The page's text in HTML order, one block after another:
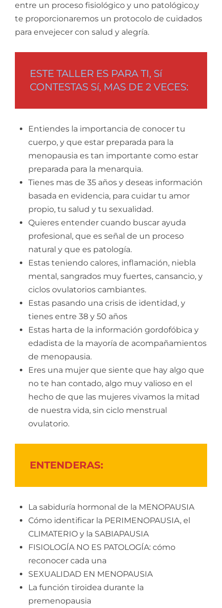
entre un proceso fisiológico y uno patológico,y
te proporcionaremos un protocolo de cuidados
para envejecer con salud y alegría.
ESTE TALLER ES PARA TI, Sí
CONTESTAS Sí, MAS DE 2 VECES:
Entiendes la importancia de conocer tu
cuerpo, y que estar preparada para la
menopausia es tan importante como estar
preparada para la menarquia.
Tienes mas de 35 años y deseas información
basada en evidencia, para cuidar tu amor
propio, tu salud y tu sexualidad.
Quieres entender cuando buscar ayuda
profesional, que es señal de un proceso
natural y que es patología.
Estas teniendo calores, inflamación, niebla
mental, sangrados muy fuertes, cansancio, y
ciclos ovulatorios cambiantes.
Estas pasando una crisis de identidad, y
tienes entre 38 y 50 años
Estas harta de la información gordofóbica y
edadista de la mayoría de acompañamientos
de menopausia.
Eres una mujer que siente que hay algo que
no te han contado, algo muy valioso en el
hecho de que las mujeres vivamos la mitad
de nuestra vida, sin ciclo menstrual
ovulatorio.
ENTENDERAS:
La sabiduría hormonal de la MENOPAUSIA
Cómo identificar la PERIMENOPAUSIA, el
CLIMATERIO y la SABIAPAUSIA
FISIOLOGÍA NO ES PATOLOGÍA: cómo
reconocer cada una
SEXUALIDAD EN MENOPAUSIA
La función tiroidea durante la
premenopausia